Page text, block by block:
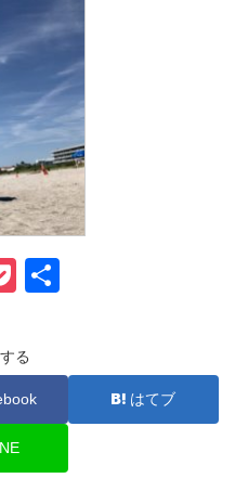
P
ck
et
る
はてブ